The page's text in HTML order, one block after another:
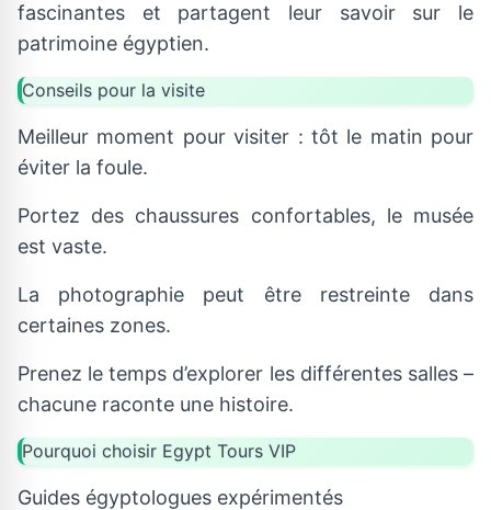
fascinantes et partagent leur savoir sur le
patrimoine égyptien.
Conseils pour la visite
Meilleur moment pour visiter : tôt le matin pour
éviter la foule.
Portez des chaussures confortables, le musée
est vaste.
La photographie peut être restreinte dans
certaines zones.
Prenez le temps d’explorer les différentes salles –
chacune raconte une histoire.
Pourquoi choisir Egypt Tours VIP
Guides égyptologues expérimentés